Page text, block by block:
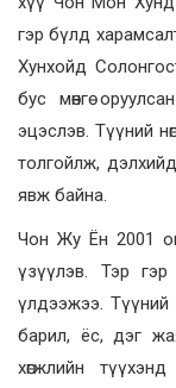
гэр бүлд
Хунхойд
бус мөнгө
эцэслэв. Түүний
толгойлж,
явж байна.
Чон Жу Ён 2001
үзүүлэв. Тэр гэр
үлдээжээ. Түүний
барил, ёс, дэг
хөгжлийн